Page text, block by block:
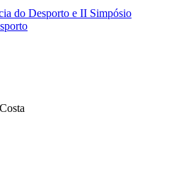
do Desporto e II Simpósio